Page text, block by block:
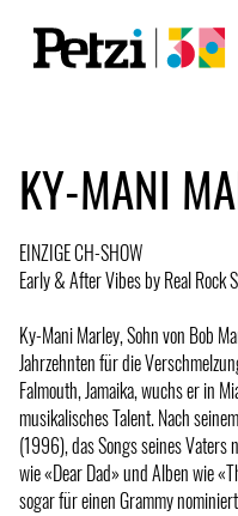
KY-MANI
EINZIGE CH-SHOW
Early & After Vibes by Real Rock
Ky-Mani Marley, Sohn von Bob
Jahrzehnten für die
Falmouth, Jamaika, wuchs er in
musikalisches Talent. Nach
(1996), das Songs seines
wie «Dear Dad» und Alben wie
sogar für einen Grammy